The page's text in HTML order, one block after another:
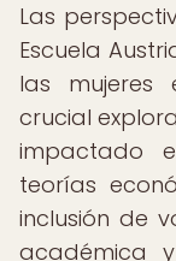
Las
Escuela
las mujeres
crucial
impactado
teorías
inclusión de
académica